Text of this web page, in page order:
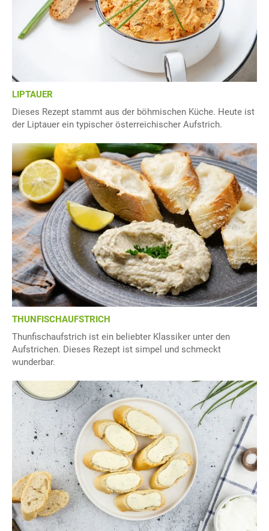
LIPTAUER
Dieses Rezept stammt aus der böhmischen Küche. Heute ist
der Liptauer ein typischer österreichischer Aufstrich.
THUNFISCHAUFSTRICH
Thunfischaufstrich ist ein beliebter Klassiker unter den
Aufstrichen. Dieses Rezept ist simpel und schmeckt
wunderbar.